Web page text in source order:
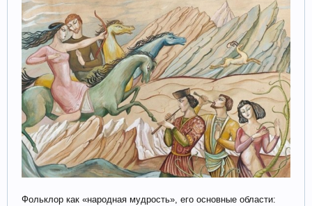
Фольклор как «народная мудрость», его основные области: